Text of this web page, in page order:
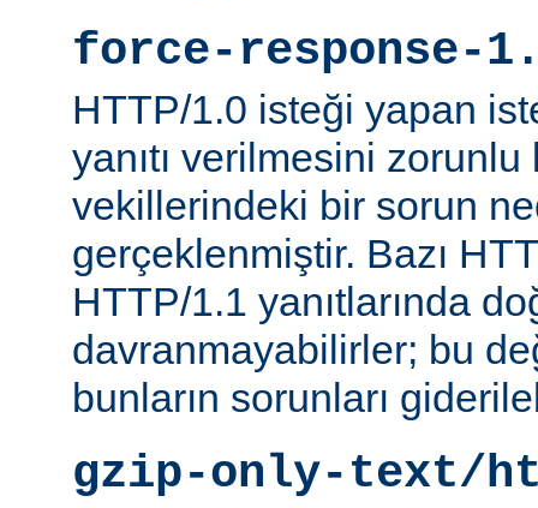
force-response-
HTTP/1.0 isteği yapan
yanıtı verilmesini zorunlu
vekillerindeki bir sorun
gerçeklenmiştir. Bazı
HTTP/1.1 yanıtlarında
davranmayabilirler; bu
bunların sorunları
gzip-only-text/